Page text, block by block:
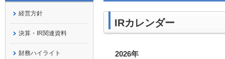
IRカレンダー
2026年
経営方針
決算・IR関連資料
財務ハイライト